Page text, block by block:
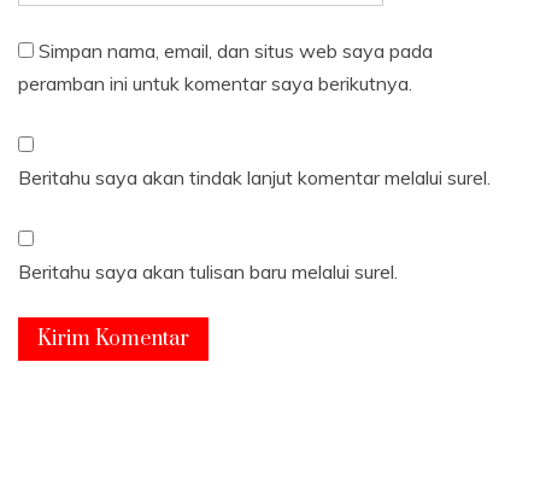
Simpan nama, email, dan situs web saya pada
peramban ini untuk komentar saya berikutnya.
Beritahu saya akan tindak lanjut komentar melalui surel.
Beritahu saya akan tulisan baru melalui surel.